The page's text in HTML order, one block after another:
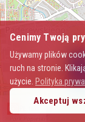
Cenimy Twoją
Używamy plików
ruch na stronie.
użycie. Polityka
Akceptuj